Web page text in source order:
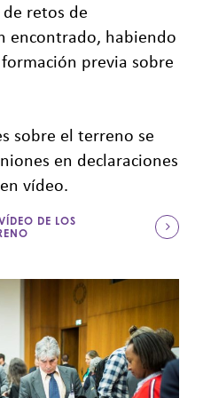
retos de
encontrado, habiendo
previa sobre
sobre el terreno se
en declaraciones
vídeo.
DE LOS